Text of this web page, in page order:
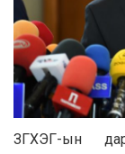
ЗГХЭГ-ын